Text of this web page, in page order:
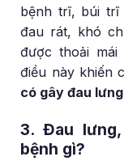
bệnh trĩ, búi trĩ
đau rát, khó
được thoải
điều này khiến
có gây đau lưng
3. Đau
bệnh gì?